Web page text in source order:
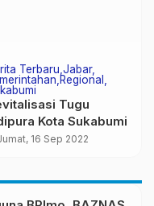
Terbaru Jabar
Regional
Tugu
Kota Sukabumi
16 Sep 2022